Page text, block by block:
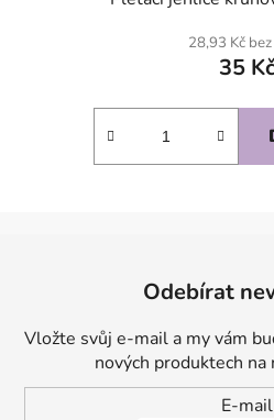
28,93 Kč
35 Kč
Odebírat
Vložte svůj e-mail a my vám
nových produktech na
E-mail